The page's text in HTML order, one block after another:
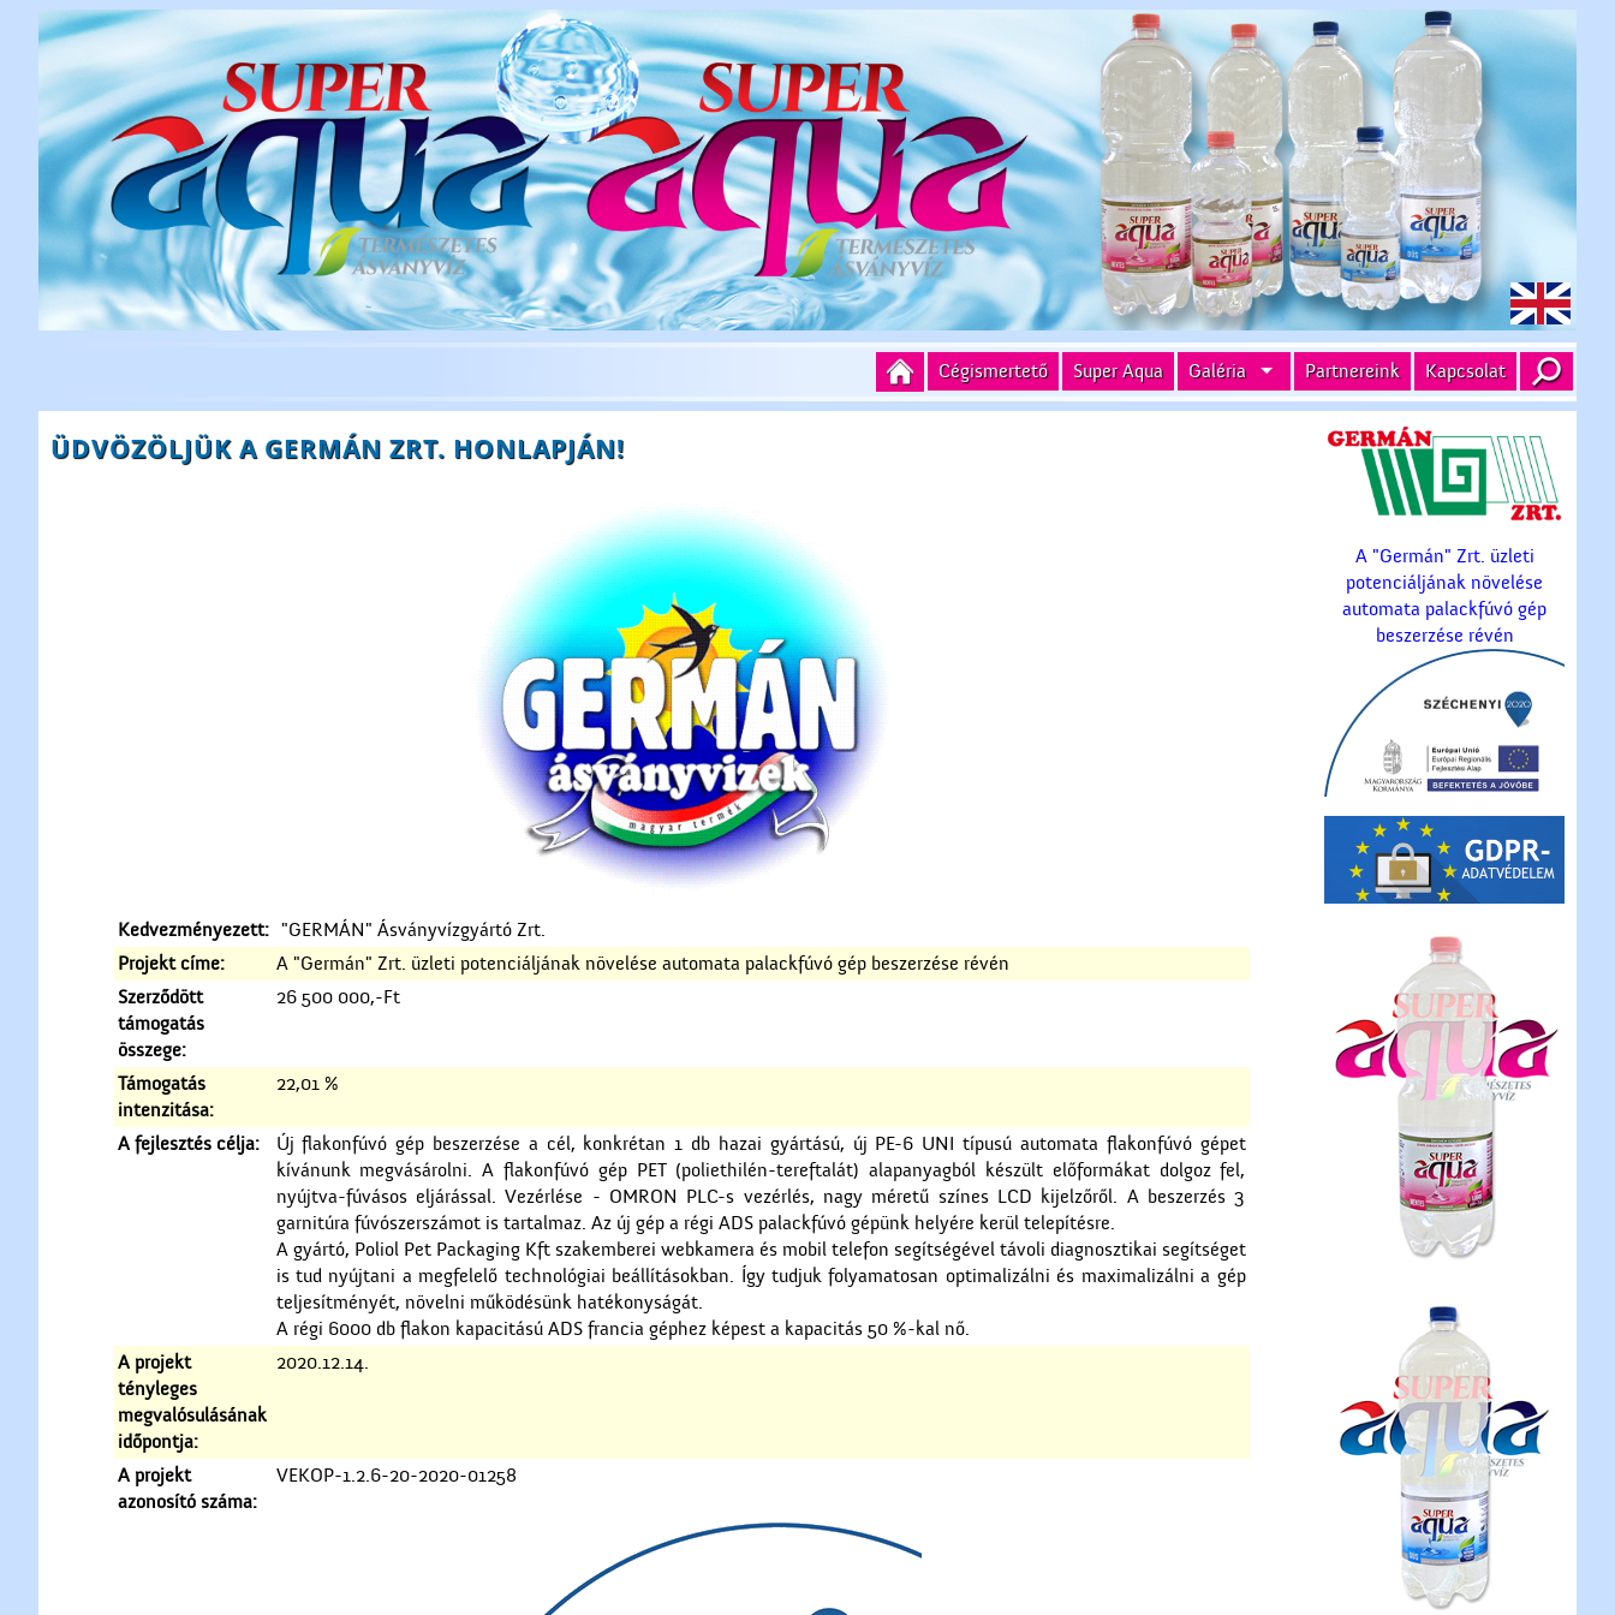
Cégismertető Super Aqua Galéria Partnereink Kapcsolat
ÜDVÖZÖLJÜK A GERMÁN ZRT. HONLAPJÁN!
Kedvezményezett: "GERMÁN" Ásványvízgyártó Zrt.
Projekt címe:
A "Germán" Zrt. üzleti potenciáljának növelése automata palackfúvó gép beszerzése révén
Szerződött
támogatás
összege:
26 500 000,-Ft
Támogatás
intenzitása:
22,01 %
A fejlesztés célja:
Új flakonfúvó gép beszerzése a cél, konkrétan 1 db hazai gyártású, új PE-6 UNI típusú automata flakonfúvó gépet
kívánunk megvásárolni. A flakonfúvó gép PET (poliethilén-tereftalát) alapanyagból készült előformákat dolgoz fel,
nyújtva-fúvásos eljárással. Vezérlése - OMRON PLC-s vezérlés, nagy méretű színes LCD kijelzőről. A beszerzés 3
garnitúra fúvószerszámot is tartalmaz. Az új gép a régi ADS palackfúvó gépünk helyére kerül telepítésre.
A gyártó, Poliol Pet Packaging Kft szakemberei webkamera és mobil telefon segítségével távoli diagnosztikai segítséget
is tud nyújtani a megfelelő technológiai beállításokban. Így tudjuk folyamatosan optimalizálni és maximalizálni a gép
teljesítményét, növelni működésünk hatékonyságát.
A régi 6000 db flakon kapacitású ADS francia géphez képest a kapacitás 50 %-kal nő.
A projekt
tényleges
megvalósulásának
időpontja:
2020.12.14.
A projekt
azonosító száma:
VEKOP-1.2.6-20-2020-01258
A "Germán" Zrt. üzleti
potenciáljának növelése
automata palackfúvó gép
beszerzése révén